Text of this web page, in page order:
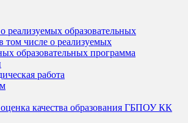
реализуемых образовательных
том числе о реализуемых
образовательных программа
работа
качества образования ГБПОУ КК